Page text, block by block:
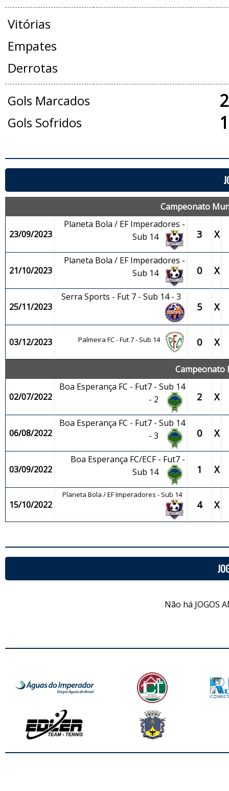
Vitórias
Empates
Derrotas
Gols Marcados
Gols Sofridos
Campeonato
23/09/2023
Planeta Bola / EF Imperadores -
Sub 14
3 X
21/10/2023
Planeta Bola / EF Imperadores -
Sub 14
0 X
25/11/2023
Serra Sports - Fut 7 - Sub 14 - 3
5 X
03/12/2023 Palmeira FC - Fut 7 - Sub 14 0 X
Campeonato
02/07/2022
Boa Esperança FC - Fut7 - Sub 14
- 2
2 X
06/08/2022
Boa Esperança FC - Fut7 - Sub 14
- 3
0 X
03/09/2022
Boa Esperança FC/ECF - Fut7 -
Sub 14
1 X
15/10/2022
Planeta Bola / EF Imperadores - Sub 14
4 X
Não há JOGOS